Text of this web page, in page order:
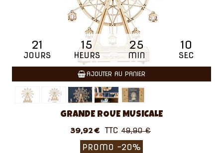
AJOUTER AU PANIER
21
JOURS
15
HEURS
25
MIN
09
SEC
GRANDE ROUE MUSICALE
39,92 € TTC 49,90 €
PROMO -20%